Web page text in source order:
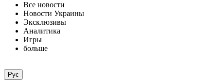
Все новости
Новости Украины
Эксклюзивы
Аналитика
Игры
больше
Рус